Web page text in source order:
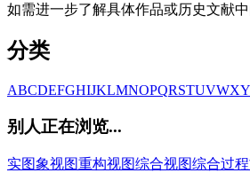
如需进一步了解具体作品或历史文献
分类
ABCDEFGHIJKLMNOPQRSTUVWXY
别人正在浏览...
实图象视图重构视图综合视图综合过程